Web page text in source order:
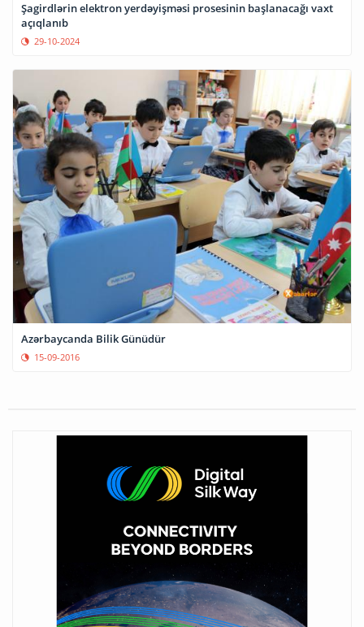
Şagirdlərin elektron yerdəyişməsi prosesinin başlanacağı vaxt
açıqlanıb
29-10-2024
Azərbaycanda Bilik Günüdür
15-09-2016